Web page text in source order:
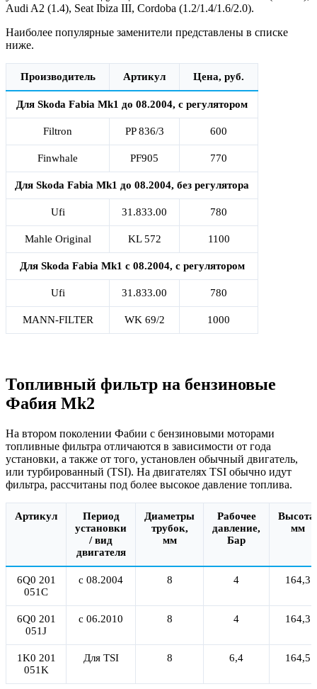
Audi A2 (1.4), Seat Ibiza III, Cordoba (1.2/1.4/1.6/2.0).
Наиболее популярные заменители представлены в списке
ниже.
Производитель Артикул Цена, руб.
Для Skoda Fabia Mk1 до 08.2004, с регулятором
Filtron PP 836/3 600
Finwhale PF905 770
Для Skoda Fabia Mk1 до 08.2004, без регулятора
Ufi 31.833.00 780
Mahle Original KL 572 1100
Для Skoda Fabia Mk1 с 08.2004, с регулятором
Ufi 31.833.00 780
MANN-FILTER WK 69/2 1000
Топливный фильтр на бензиновые
Фабия Mk2
На втором поколении Фабии с бензиновыми моторами
топливные фильтра отличаются в зависимости от года
установки, а также от того, установлен обычный двигатель,
или турбированный (TSI). На двигателях TSI обычно идут
фильтра, рассчитаны под более высокое давление топлива.
Артикул
Период
установки
/ вид
двигателя
Диаметры
трубок,
мм
Рабочее
давление,
Бар
Высота,
мм
6Q0 201
051C
с 08.2004 8 4 164,3
6Q0 201
051J
с 06.2010 8 4 164,3
1K0 201
051K
Для TSI 8 6,4 164,5